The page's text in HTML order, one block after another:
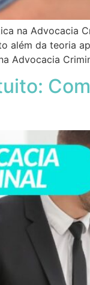
na Advocacia
além da teoria
Advocacia